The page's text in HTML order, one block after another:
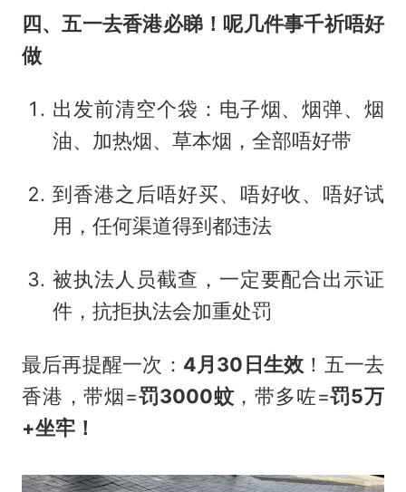
四、五一去香港必睇！呢几件事千祈唔好
做
出发前清空个袋：电子烟、烟弹、烟
油、加热烟、草本烟，全部唔好带
到香港之后唔好买、唔好收、唔好试
用，任何渠道得到都违法
被执法人员截查，一定要配合出示证
件，抗拒执法会加重处罚
最后再提醒一次： 4月30日生效 ！五一去
香港，带烟=罚3000蚊，带多咗=罚5万
+坐牢！